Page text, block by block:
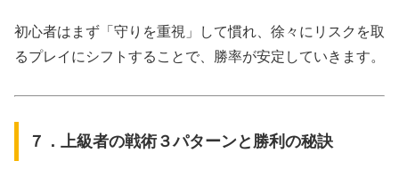
初心者はまず「守りを重視」して慣れ、徐々にリスクを取
るプレイにシフトすることで、勝率が安定していきます。
７．上級者の戦術３パターンと勝利の秘訣